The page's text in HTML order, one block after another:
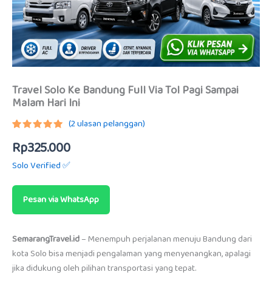
Travel Solo Ke Bandung Full Via Tol Pagi Sampai
Malam Hari Ini
5.00dari
5
berdasarkan
penilaian
(2ulasan pelanggan)
Rp325.000
Solo Verified ✅
Pesan via WhatsApp
SemarangTravel.id– Menempuh perjalanan menuju Bandung dari
kota Solo bisa menjadi pengalaman yang menyenangkan, apalagi
jika didukung oleh pilihan transportasi yang tepat.